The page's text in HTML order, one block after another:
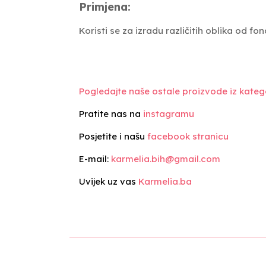
Primjena:
Koristi se za izradu različitih oblika od
Pogledajte naše ostale proizvode iz
Pratite nas na instagramu
Posjetite i našu facebook stranicu
E-mail: karmelia.bih@gmail.com
Uvijek uz vas Karmelia.ba